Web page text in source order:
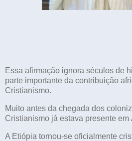
Essa afirmação ignora séculos de
parte importante da contribuição
Cristianismo.
Muito antes da chegada dos
Cristianismo já estava presente em
A Etiópia tornou-se oficialmente